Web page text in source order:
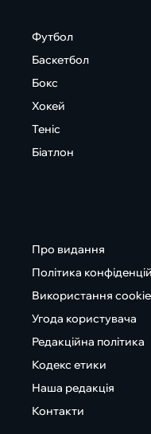
Футбол
Баскетбол
Бокс
Хокей
Теніс
Біатлон
Про видання
Політика
Використання
Угода користувача
Редакційна політика
Кодекс етики
Наша редакція
Контакти